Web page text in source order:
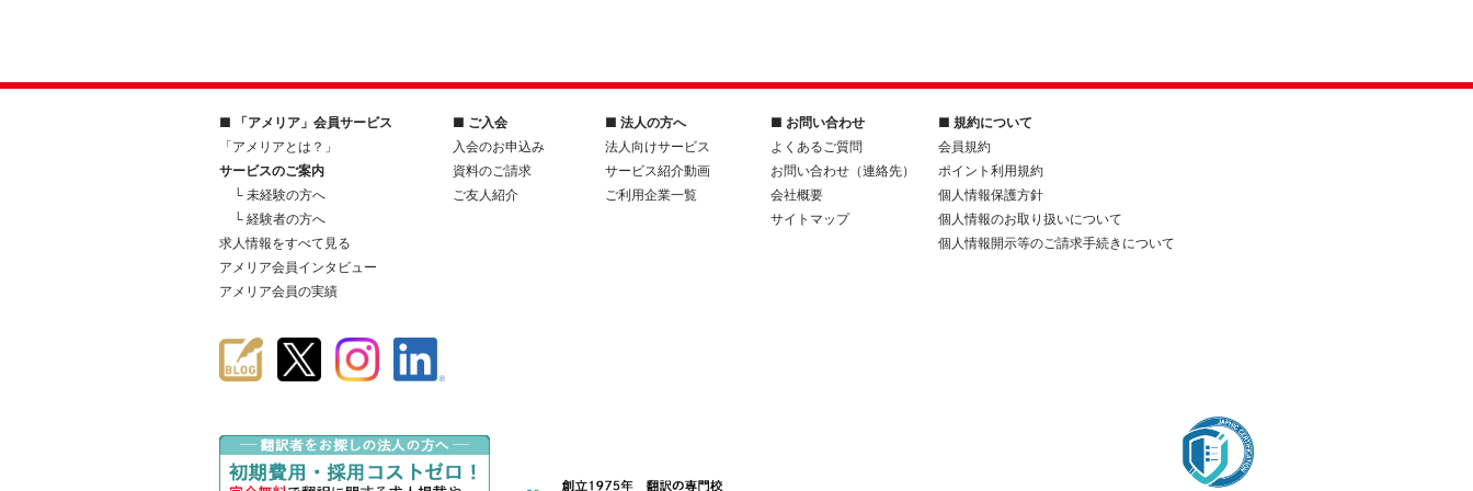
■ 「アメリア」会員サービス
「アメリアとは？」
サービスのご案内
└ 未経験の方へ
└ 経験者の方へ
求人情報をすべて見る
アメリア会員インタビュー
アメリア会員の実績
■ ご入会
入会のお申込み
資料のご請求
ご友人紹介
■ 法人の方へ
法人向けサービス
サービス紹介動画
ご利用企業一覧
■ お問い合わせ
よくあるご質問
お問い合わせ（連絡先）
会社概要
サイトマップ
■ 規約について
会員規約
ポイント利用規約
個人情報保護方針
個人情報のお取り扱いについて
個人情報開示等のご請求手続きについて